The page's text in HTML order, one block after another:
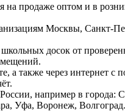
на продаже оптом и в
Москвы, Санкт-
досок от
а также через интернет с
например в
Уфа, Воронеж,